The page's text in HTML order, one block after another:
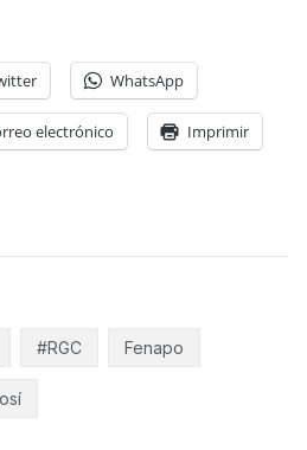
WhatsApp
electrónico Imprimir
#RGC Fenapo